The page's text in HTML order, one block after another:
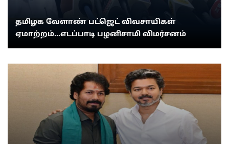
தமிழக வேளாண் பட்ஜெட் விவசாயிகள்
ஏமாற்றம்...எடப்பாடி பழனிசாமி விமர்சனம்